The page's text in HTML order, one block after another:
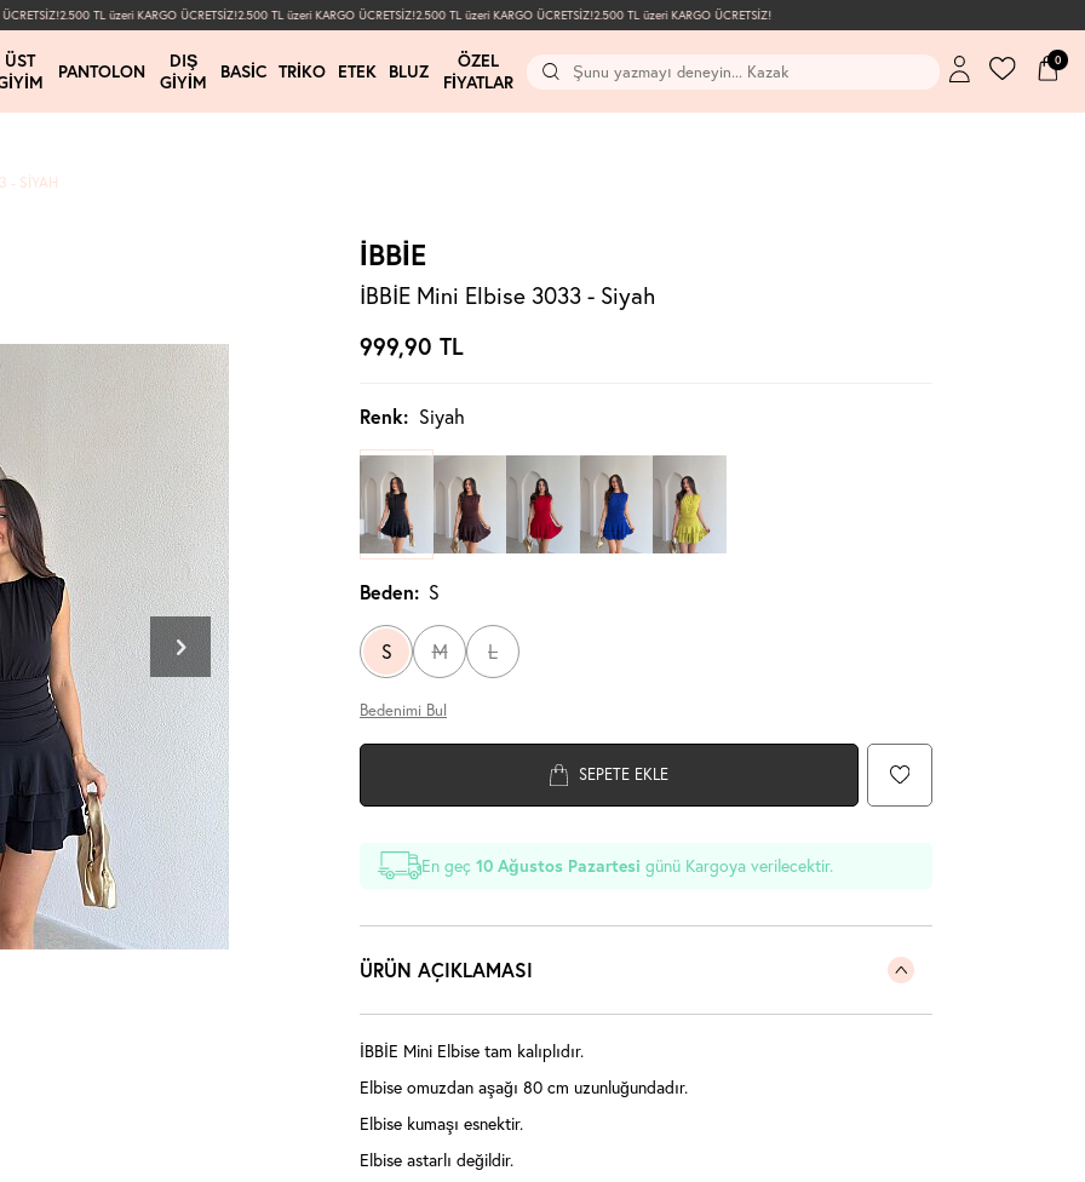
2.500 TL üzeri KARGO ÜCRETSİZ!2.500 TL üzeri KARGO ÜCRETSİZ!2.500 TL üzeri KARGO ÜCRETSİZ!2.500 TL üzeri KARGO ÜCRETSİZ!
ÜST
PANTOLON
DIŞ
GIYIM
BASIC TRIKO ETEK BLUZ
ÖZEL
FIYATLAR
0
- SIYAH
İBBİE
İBBİE Mini Elbise 3033 - Siyah
999,90 TL
Renk: Siyah
Beden: S
S M L
Bedenimi Bul
SEPETE EKLE
En geç10 Ağustos Pazartesi günü Kargoya verilecektir.
ÜRÜN AÇIKLAMASI
İBBİE Mini Elbise tam kalıplıdır.
Elbise omuzdan aşağı 80 cm uzunluğundadır.
Elbise kumaşı esnektir.
Elbise astarlı değildir.